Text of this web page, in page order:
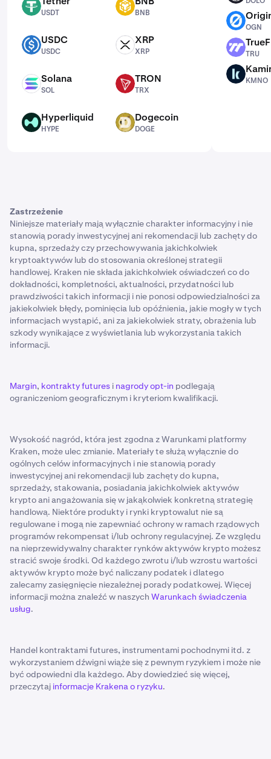
USDT
USDT
BNB
BNB
USDC USDC
USDC
XRP XRP
XRP
SOL Solana
SOL
TRX TRON
TRX
HYPE Hyperliquid
HYPE
DOGE Dogecoin
DOGE
OGN
OGN
TRU
TRU
KMNO
KMNO
Zastrzeżenie
Niniejsze materiały mają wyłącznie charakter informacyjny i nie
stanowią porady inwestycyjnej ani rekomendacji lub zachęty do
kupna, sprzedaży czy przechowywania jakichkolwiek
kryptoaktywów lub do stosowania określonej strategii
handlowej. Kraken nie składa jakichkolwiek oświadczeń co do
dokładności, kompletności, aktualności, przydatności lub
prawdziwości takich informacji i nie ponosi odpowiedzialności za
jakiekolwiek błędy, pominięcia lub opóźnienia, jakie mogły w tych
informacjach wystąpić, ani za jakiekolwiek straty, obrażenia lub
szkody wynikające z wyświetlania lub wykorzystania takich
informacji.
Margin, kontrakty futures i nagrody opt-in podlegają
ograniczeniom geograficznym i kryteriom kwalifikacji.
Wysokość nagród, która jest zgodna z Warunkami platformy
Kraken, może ulec zmianie. Materiały te służą wyłącznie do
ogólnych celów informacyjnych i nie stanowią porady
inwestycyjnej ani rekomendacji lub zachęty do kupna,
sprzedaży, stakowania, posiadania jakichkolwiek aktywów
krypto ani angażowania się w jakąkolwiek konkretną strategię
handlową. Niektóre produkty i rynki kryptowalut nie są
regulowane i mogą nie zapewniać ochrony w ramach rządowych
programów rekompensat i/lub ochrony regulacyjnej. Ze względu
na nieprzewidywalny charakter rynków aktywów krypto możesz
stracić swoje środki. Od każdego zwrotu i/lub wzrostu wartości
aktywów krypto może być naliczany podatek i dlatego
zalecamy zasięgnięcie niezależnej porady podatkowej. Więcej
informacji można znaleźć w naszych Warunkach świadczenia
usług.
Handel kontraktami futures, instrumentami pochodnymi itd. z
wykorzystaniem dźwigni wiąże się z pewnym ryzykiem i może nie
być odpowiedni dla każdego. Aby dowiedzieć się więcej,
przeczytaj informacje Krakena o ryzyku.